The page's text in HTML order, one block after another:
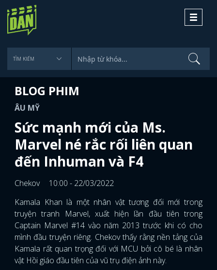
Toggle
BLOG PHIM
ÂU MỸ
Sức mạnh mới của Ms.
Marvel né rắc rối liên quan
đến Inhuman và F4
Chekov
10:00 - 22/03/2022
Kamala Khan là một nhân vật tương đối mới trong
truyện tranh Marvel, xuất hiện lần đầu tiên trong
Captain Marvel #14 vào năm 2013 trước khi có cho
mình đầu truyện riêng. Chekov thấy rằng nền tảng của
Kamala rất quan trọng đối với MCU bởi cô bé là nhân
vật Hồi giáo đầu tiên của vũ trụ điện ảnh này.